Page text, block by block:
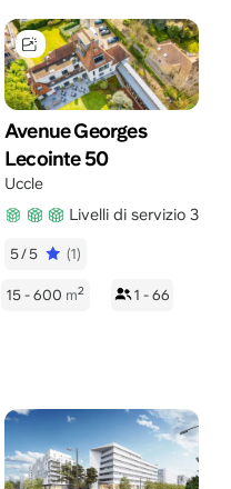
Avenue Georges
Lecointe 50
Uccle
Livelli di servizio 3
5/5 (1)
15 - 600 m2 1 - 66